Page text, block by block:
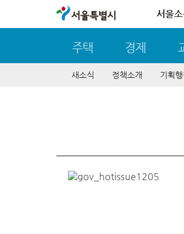
서울특별시 서울소
주택 경제
새소식 정책소개 기획